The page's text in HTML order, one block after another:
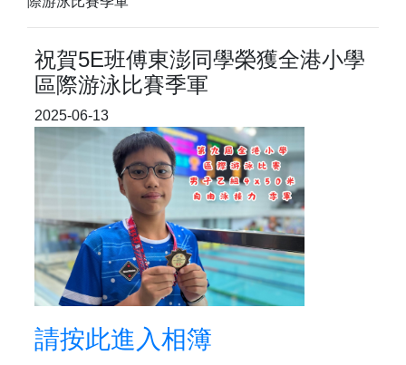
祝賀5E班傅東澎同學榮獲全港小學
區際游泳比賽季軍
2025-06-13
請按此進入相簿